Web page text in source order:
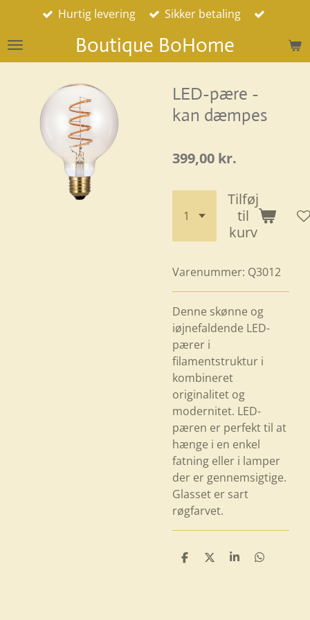
hovedindholdBoutique BoHome
Hurtig levering Sikker betaling
LED-pære -
kan dæmpes
399,00 kr.
Tilføj
til
kurv
Varenummer: Q3012
Denne skønne og
iøjnefaldende LED-
pærer i
filamentstruktur i
kombineret
originalitet og
modernitet. LED-
pæren er perfekt til at
hænge i en enkel
fatning eller i lamper
der er gennemsigtige.
Glasset er sart
røgfarvet.
D
D
D
D